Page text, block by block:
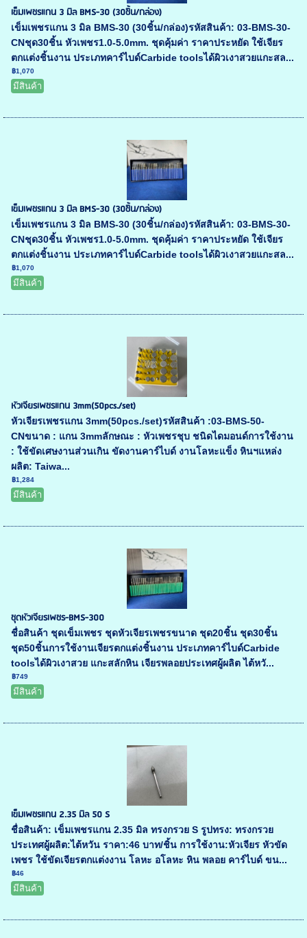
เข็มเพชรแกน 3 มิล BMS-30 (30ชิ้น/กล่อง)
เข็มเพชรแกน 3 มิล BMS-30 (30ชิ้น/กล่อง)รหัสสินค้า: 03-BMS-30-
CNชุด30ชิ้น หัวเพชร1.0-5.0mm. ชุดคุ้มค่า ราคาประหยัด ใช้เจียร
ตกแต่งชิ้นงาน ประเภทคาร์ไบด์Carbide toolsได้ผิวเงาสวยแกะสล...
฿1,070
มีสินค้า
เข็มเพชรแกน 3 มิล BMS-30 (30ชิ้น/กล่อง)
เข็มเพชรแกน 3 มิล BMS-30 (30ชิ้น/กล่อง)รหัสสินค้า: 03-BMS-30-
CNชุด30ชิ้น หัวเพชร1.0-5.0mm. ชุดคุ้มค่า ราคาประหยัด ใช้เจียร
ตกแต่งชิ้นงาน ประเภทคาร์ไบด์Carbide toolsได้ผิวเงาสวยแกะสล...
฿1,070
มีสินค้า
หัวเจียรเพชรแกน 3mm(50pcs./set)
หัวเจียรเพชรแกน 3mm(50pcs./set)รหัสสินค้า :03-BMS-50-
CNขนาด : แกน 3mmลักษณะ : หัวเพชรชุบ ชนิดไดมอนด์การใช้งาน
: ใช้ขัดเศษงานส่วนเกิน ขัดงานคาร์ไบด์ งานโลหะแข็ง หินฯแหล่ง
ผลิต: Taiwa...
฿1,284
มีสินค้า
ชุดหัวเจียรเพชร-BMS-300
ชื่อสินค้า ชุดเข็มเพชร ชุดหัวเจียรเพชรขนาด ชุด20ชิ้น ชุด30ชิ้น
ชุด50ชิ้นการใช้งานเจียรตกแต่งชิ้นงาน ประเภทคาร์ไบด์Carbide
toolsได้ผิวเงาสวย แกะสลักหิน เจียรพลอยประเทศผู้ผลิต ไต้หวั...
฿749
มีสินค้า
เข็มเพชรแกน 2.35 มิล 50 S
ชื่อสินค้า: เข็มเพชรแกน 2.35 มิล ทรงกรวย S รูปทรง: ทรงกรวย
ประเทศผู้ผลิต:ไต้หวัน ราคา:46 บาท/ชิ้น การใช้งาน:หัวเจียร หัวขัด
เพชร ใช้ขัดเจียรตกแต่งงาน โลหะ อโลหะ หิน พลอย คาร์ไบด์ ขน...
฿46
มีสินค้า